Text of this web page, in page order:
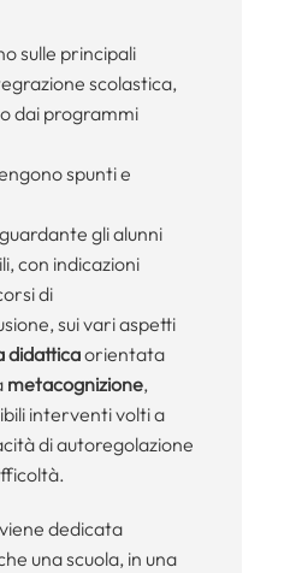
sulle principali
scolastica,
dai programmi
spunti e
gli alunni
con indicazioni
di
sui vari aspetti
didatticaorientata
metacognizione,
interventi volti a
di autoregolazione
dedicata
una scuola, in una